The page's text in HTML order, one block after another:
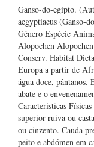
Ganso-do-egipto.
aegyptiacus (Ganso-
Género Espécie
Alopochen
Conserv. Habitat
Europa a partir de
água doce, pântanos.
abate e o
Características
superior ruiva ou
ou cinzento. Cauda
peito e abdómen em